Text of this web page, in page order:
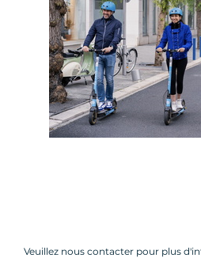
Veuillez nous contacter pour plus